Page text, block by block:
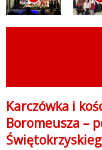
Karczówka i
Boromeusza –